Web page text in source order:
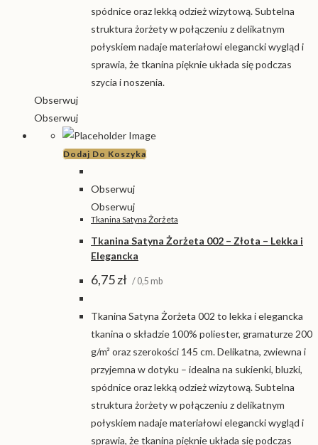
spódnice oraz lekką odzież wizytową. Subtelna
struktura żorżety w połączeniu z delikatnym
połyskiem nadaje materiałowi elegancki wygląd i
sprawia, że tkanina pięknie układa się podczas
szycia i noszenia.
Obserwuj
Obserwuj
Dodaj Do Koszyka
Obserwuj
Obserwuj
Tkanina Satyna Żorżeta
Tkanina Satyna Żorżeta 002 – Złota – Lekka i
Elegancka
6,75zł / 0,5 mb
Tkanina Satyna Żorżeta 002 to lekka i elegancka
tkanina o składzie 100% poliester, gramaturze 200
g/m² oraz szerokości 145 cm. Delikatna, zwiewna i
przyjemna w dotyku – idealna na sukienki, bluzki,
spódnice oraz lekką odzież wizytową. Subtelna
struktura żorżety w połączeniu z delikatnym
połyskiem nadaje materiałowi elegancki wygląd i
sprawia, że tkanina pięknie układa się podczas